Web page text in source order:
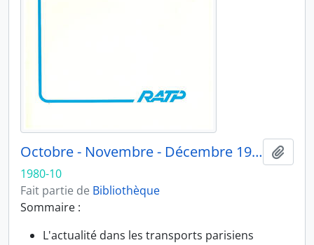
Octobre - Novembre - Décembre 1980
1980-10
Fait partie de Bibliothèque
Sommaire :
L'actualité dans les transports parisiens